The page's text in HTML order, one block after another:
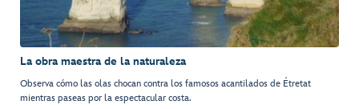
La obra maestra de la naturaleza
Observa cómo las olas chocan contra los famosos acantilados de Étretat
mientras paseas por la espectacular costa.